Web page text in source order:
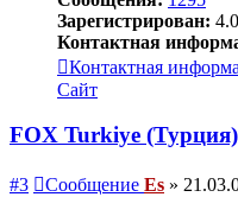
Зарегистрирован:
Контактная
Контактная
Сайт
FOX Turkiye (Турция)
#3 Сообщение Es »